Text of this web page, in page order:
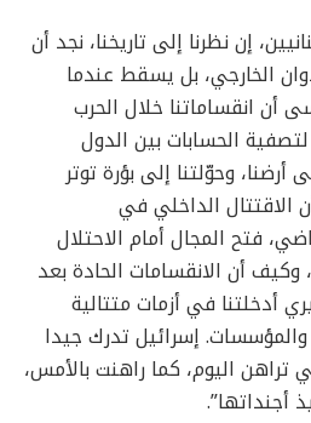
إن نظرنا إلى تاريخنا، نجد أن
الخارجي، بل يسقط عندما
أن انقساماتنا خلال الحرب
الحسابات بين الدول
أرضنا، وحوّلتنا إلى بؤرة توتر
الاقتتال الداخلي في
فتح المجال أمام الاحتلال
وكيف أن الانقسامات الحادة بعد
أدخلتنا في أزمات متتالية
إسرائيل تدرك جيدا
تراهن اليوم، كما راهنت بالأمس،
أجنداتها”.